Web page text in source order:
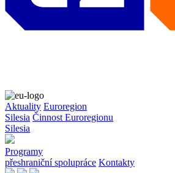
Aktuality Euroregion
Silesia Činnost Euroregionu
Silesia
Programy
přeshraniční spolupráce Kontakty